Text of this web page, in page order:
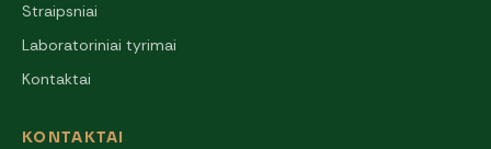
Straipsniai
Laboratoriniai tyrimai
Kontaktai
KONTAKTAI